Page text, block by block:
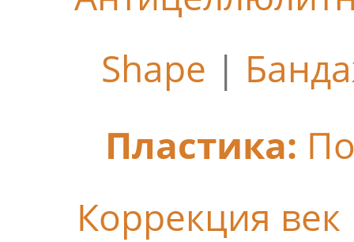
Shape |
Пластика:
Коррекция век